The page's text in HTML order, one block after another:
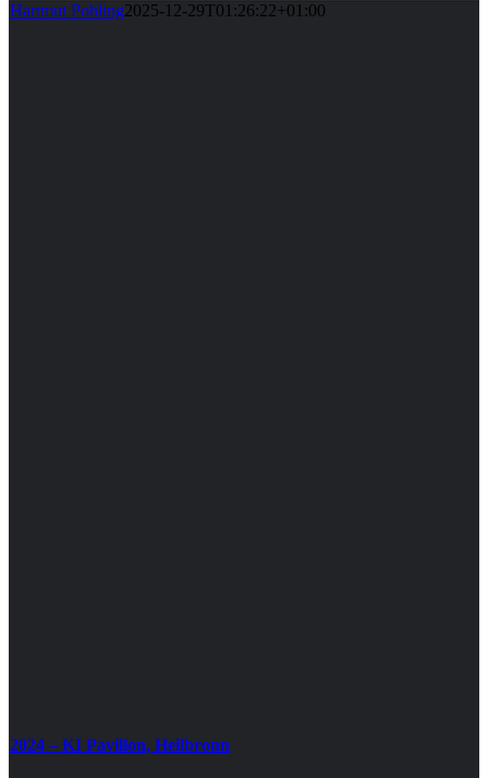
Hartmut Pohling2025-12-29T01:26:22+01:00
2024 – KI Pavillon, Heilbronn